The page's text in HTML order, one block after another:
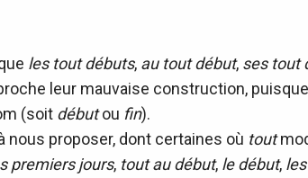
les tout débuts, au tout début, ses tout
leur mauvaise construction,
(soit débutou fin).
nous proposer, dont certaines où tout
premiers jours, tout au début, le début,